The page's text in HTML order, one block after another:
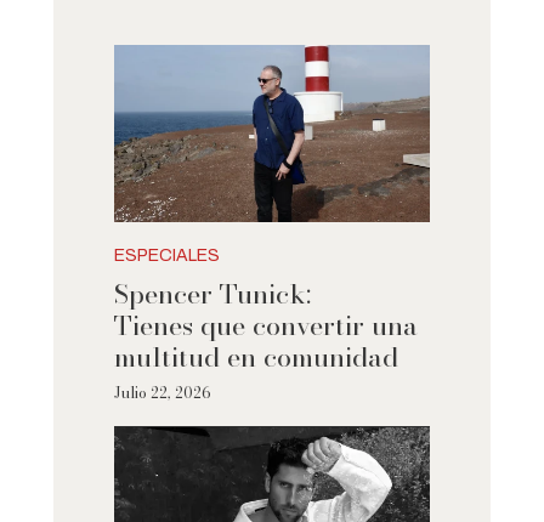
ESPECIALES
Spencer Tunick:
Tienes que convertir una
multitud en comunidad
Julio 22, 2026